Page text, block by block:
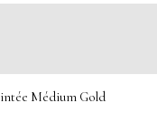
Médium Gold